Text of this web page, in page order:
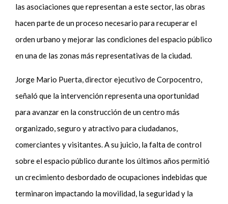
las asociaciones que representan a este sector, las obras
hacen parte de un proceso necesario para recuperar el
orden urbano y mejorar las condiciones del espacio público
en una de las zonas más representativas de la ciudad.
Jorge Mario Puerta, director ejecutivo de Corpocentro,
señaló que la intervención representa una oportunidad
para avanzar en la construcción de un centro más
organizado, seguro y atractivo para ciudadanos,
comerciantes y visitantes. A su juicio, la falta de control
sobre el espacio público durante los últimos años permitió
un crecimiento desbordado de ocupaciones indebidas que
terminaron impactando la movilidad, la seguridad y la